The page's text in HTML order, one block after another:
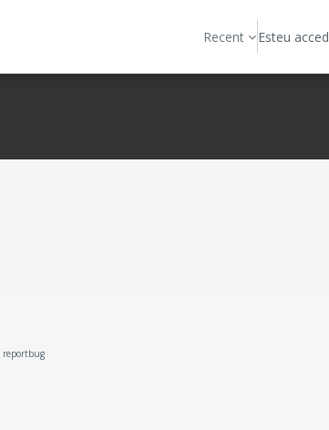
Recent Esteu
reportbug